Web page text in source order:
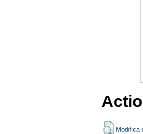
Modifica